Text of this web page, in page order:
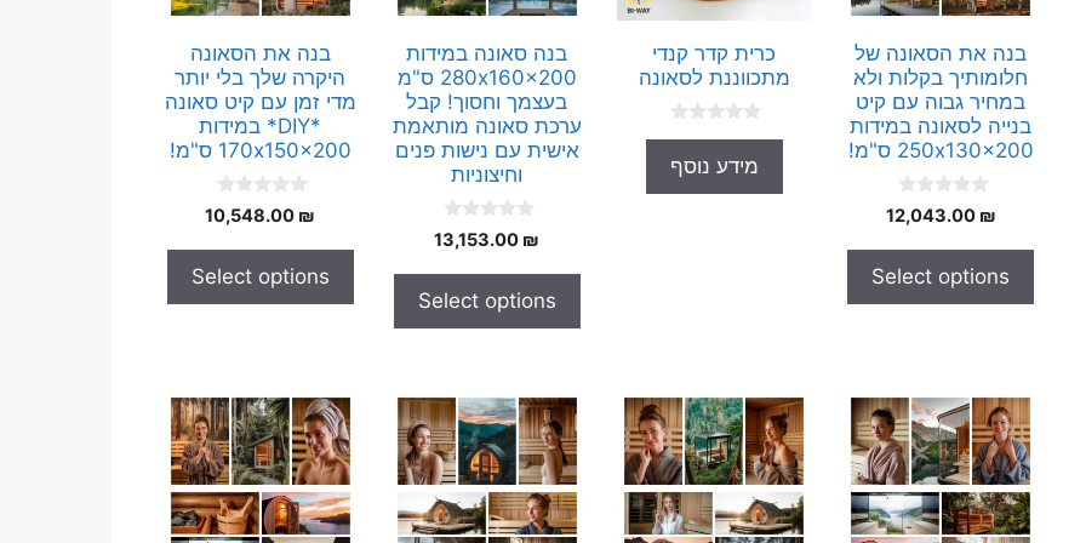
בנה את הסאונה של
חלומותיך בקלות ולא
במחיר גבוה עם קיט
בנייה לסאונה במידות
250x130x200 ס"מ!
0
o
o
5
12,043.00 ₪
Select options
כרית קדר קנדי
מתכווננת לסאונה
0
u
מידע נוסף
בנה סאונה במידות
280x160x200 ס"מ
בעצמך וחסוך! קבל
ערכת סאונה מותאמת
אישית עם נישות פנים
וחיצוניות
0
o
o
5
13,153.00 ₪
Select options
בנה את הסאונה
היקרה שלך בלי יותר
מדי זמן עם קיט סאונה
*DIY* במידות
170x150x200 ס"מ!
0
o
o
5
10,548.00 ₪
Select options